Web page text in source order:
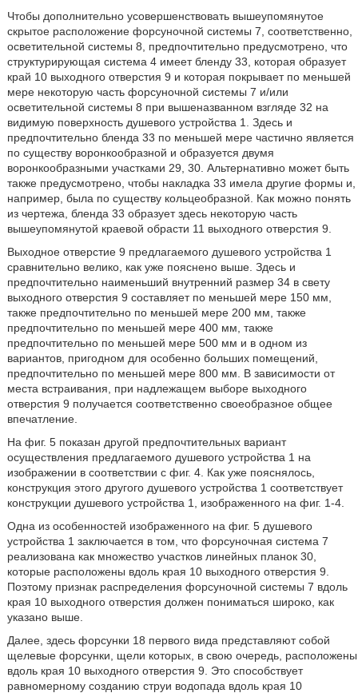
Чтобы дополнительно усовершенствовать вышеупомянутое
скрытое расположение форсуночной системы 7, соответственно,
осветительной системы 8, предпочтительно предусмотрено, что
структурирующая система 4 имеет бленду 33, которая образует
край 10 выходного отверстия 9 и которая покрывает по меньшей
мере некоторую часть форсуночной системы 7 и/или
осветительной системы 8 при вышеназванном взгляде 32 на
видимую поверхность душевого устройства 1. Здесь и
предпочтительно бленда 33 по меньшей мере частично является
по существу воронкообразной и образуется двумя
воронкообразными участками 29, 30. Альтернативно может быть
также предусмотрено, чтобы накладка 33 имела другие формы и,
например, была по существу кольцеобразной. Как можно понять
из чертежа, бленда 33 образует здесь некоторую часть
вышеупомянутой краевой обрасти 11 выходного отверстия 9.
Выходное отверстие 9 предлагаемого душевого устройства 1
сравнительно велико, как уже пояснено выше. Здесь и
предпочтительно наименьший внутренний размер 34 в свету
выходного отверстия 9 составляет по меньшей мере 150 мм,
также предпочтительно по меньшей мере 200 мм, также
предпочтительно по меньшей мере 400 мм, также
предпочтительно по меньшей мере 500 мм и в одном из
вариантов, пригодном для особенно больших помещений,
предпочтительно по меньшей мере 800 мм. В зависимости от
места встраивания, при надлежащем выборе выходного
отверстия 9 получается соответственно своеобразное общее
впечатление.
На фиг. 5 показан другой предпочтительных вариант
осуществления предлагаемого душевого устройства 1 на
изображении в соответствии с фиг. 4. Как уже пояснялось,
конструкция этого другого душевого устройства 1 соответствует
конструкции душевого устройства 1, изображенного на фиг. 1-4.
Одна из особенностей изображенного на фиг. 5 душевого
устройства 1 заключается в том, что форсуночная система 7
реализована как множество участков линейных планок 30,
которые расположены вдоль края 10 выходного отверстия 9.
Поэтому признак распределения форсуночной системы 7 вдоль
края 10 выходного отверстия должен пониматься широко, как
указано выше.
Далее, здесь форсунки 18 первого вида представляют собой
щелевые форсунки, щели которых, в свою очередь, расположены
вдоль края 10 выходного отверстия 9. Это способствует
равномерному созданию струи водопада вдоль края 10